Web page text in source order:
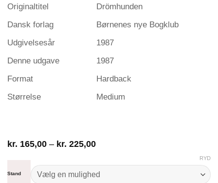
Originaltitel
Drömhunden
Dansk forlag
Børnenes nye Bogklub
Udgivelsesår
1987
Denne udgave
1987
Format
Hardback
Størrelse
Medium
kr. 165,00 – kr. 225,00Prisinterval:
kr. 225,00
Stand
RYD